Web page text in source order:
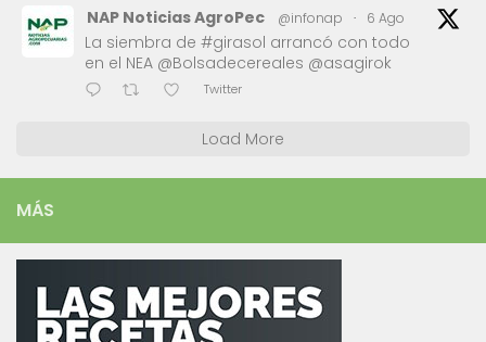
NAP Noticias AgroPec @infonap · 6 Ago
La siembra de #girasol arrancó con todo
en el NEA @Bolsadecereales @asagirok
Twitter
Load More
MÁS